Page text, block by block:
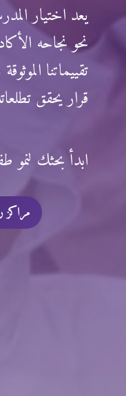
يعد اختيار
نحو نجاحه
تقييماتنا
قرار يحقق
ابدأ بحثك لنمو
مراكز